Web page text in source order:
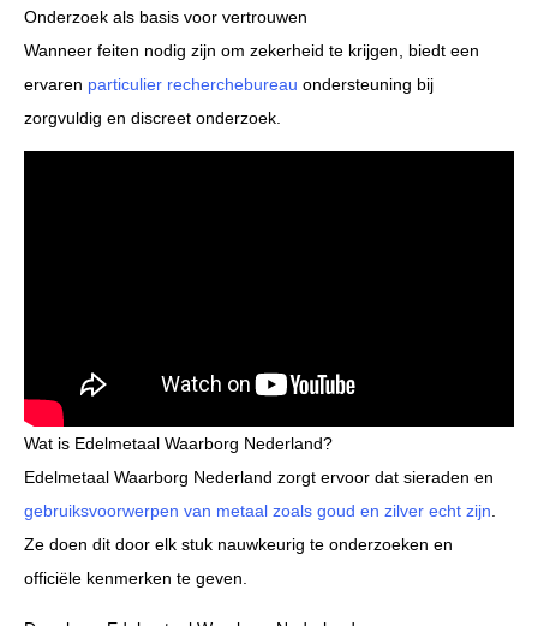
Onderzoek als basis voor vertrouwen
Wanneer feiten nodig zijn om zekerheid te krijgen, biedt een
ervaren particulier recherchebureau ondersteuning bij
zorgvuldig en discreet onderzoek.
Wat is Edelmetaal Waarborg Nederland?
Edelmetaal Waarborg Nederland zorgt ervoor dat sieraden en
gebruiksvoorwerpen van metaal zoals goud en zilver echt zijn.
Ze doen dit door elk stuk nauwkeurig te onderzoeken en
officiële kenmerken te geven.